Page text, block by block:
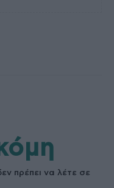
πρέπει να λέτε σε